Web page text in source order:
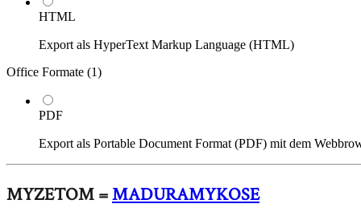
HTML
Export als HyperText Markup Language (HTML)
Office Formate (1)
PDF
Export als Portable Document Format (PDF) mit dem
MYZETOM =MADURAMYKOSE